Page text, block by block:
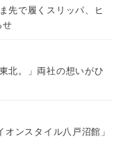
先で履くスリッパ、ヒ
せ
北。」両社の想いがひ
ンスタイル八戸沼館」